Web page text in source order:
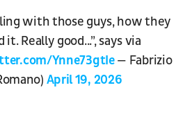
with those guys, how they
Really good...”, says via
Ynne73gtIe— Fabrizio
April 19, 2026